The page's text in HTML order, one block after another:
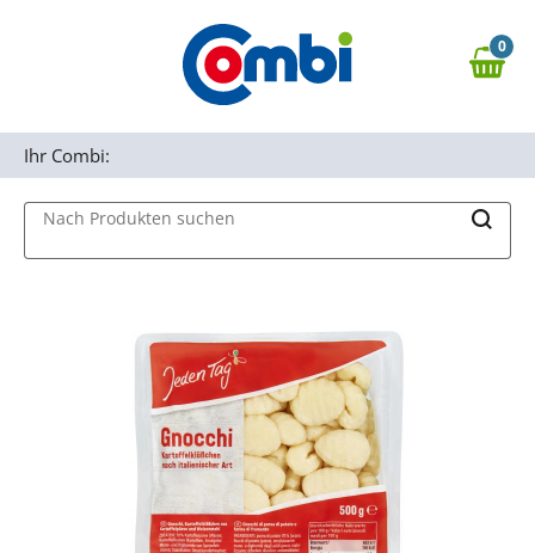
Zur Navigation springen
0,00 €
0
Nach Produkten suchen
Ihr Combi: